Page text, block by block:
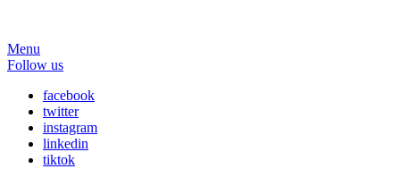
Menu
Follow us
facebook
twitter
instagram
linkedin
tiktok